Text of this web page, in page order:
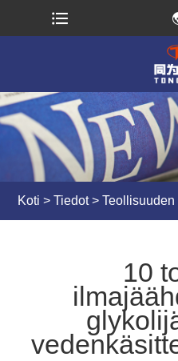
Koti > Tiedot>Teollisuuden
10